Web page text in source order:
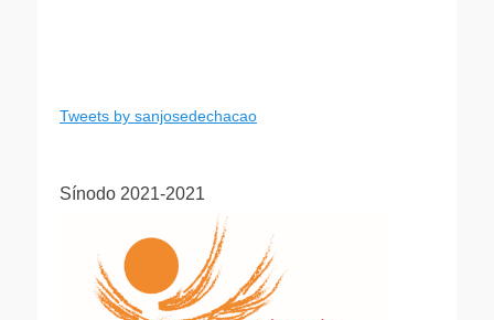
Tweets by sanjosedechacao
Sínodo 2021-2021